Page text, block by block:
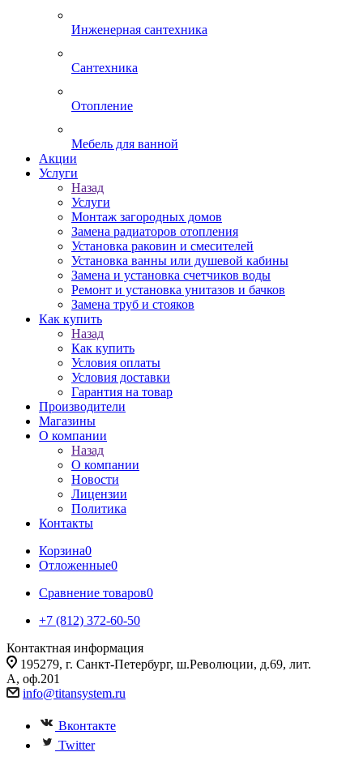
Инженерная сантехника
Сантехника
Отопление
Мебель для ванной
Акции
Услуги
Назад
Услуги
Монтаж загородных домов
Замена радиаторов отопления
Установка раковин и смесителей
Установка ванны или душевой кабины
Замена и установка счетчиков воды
Ремонт и установка унитазов и бачков
Замена труб и стояков
Как купить
Назад
Как купить
Условия оплаты
Условия доставки
Гарантия на товар
Производители
Магазины
О компании
Назад
О компании
Новости
Лицензии
Политика
Контакты
Корзина0
Отложенные0
Сравнение товаров0
+7 (812) 372-60-50
Контактная информация
195279, г. Санкт-Петербург, ш.Революции, д.69, лит.
А, оф.201
info@titansystem.ru
Вконтакте
Twitter